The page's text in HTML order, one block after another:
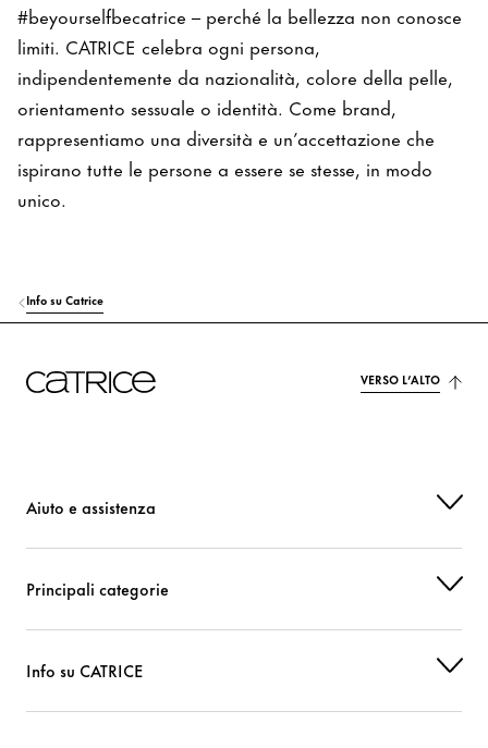
#beyourselfbecatrice – perché la bellezza non conosce
limiti. CATRICE celebra ogni persona,
indipendentemente da nazionalità, colore della pelle,
orientamento sessuale o identità. Come brand,
rappresentiamo una diversità e un’accettazione che
ispirano tutte le persone a essere se stesse, in modo
unico.
Info su Catrice
VERSO L’ALTO
Aiuto e assistenza
Principali categorie
Info su CATRICE